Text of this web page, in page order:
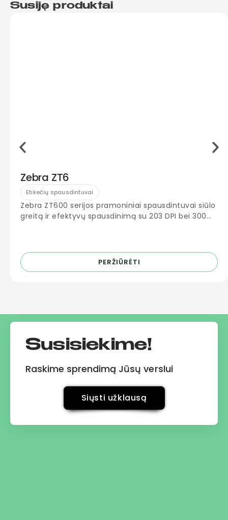
Susiję produktai
Zebra ZT6
Etikečių spausdintuvai
Zebra ZT600 serijos pramoniniai spausdintuvai siūlo
greitą ir efektyvų spausdinimą su 203 DPI bei 300
PERŽIŪRĖTI
Susisiekime!
Raskime sprendimą Jūsų verslui
Siųsti užklausą